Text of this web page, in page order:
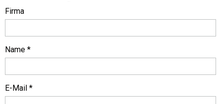
Firma
Name *
E-Mail *